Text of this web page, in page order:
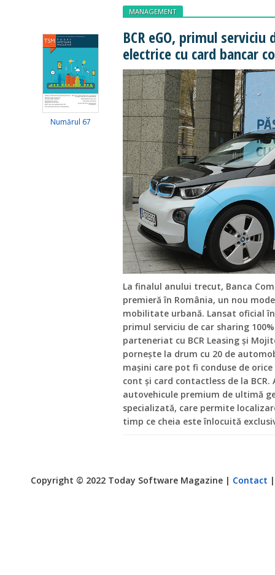
Numărul 67
MANAGEMENT
BCR eGO, primul
electrice cu card bancar
La finalul anului trecut, Banca
premieră în România, un nou
mobilitate urbană. Lansat oficial în
primul serviciu de car sharing
parteneriat cu BCR Leasing și
pornește la drum cu 20 de
mașini care pot fi conduse de
cont și card contactless de la
autovehicule premium de ultimă
specializată, care permite
timp ce cheia este înlocuită
Copyright © 2022 Today Software Magazine | Contact